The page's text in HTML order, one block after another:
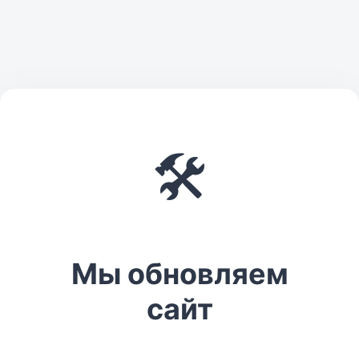
🛠️
Мы обновляем
сайт